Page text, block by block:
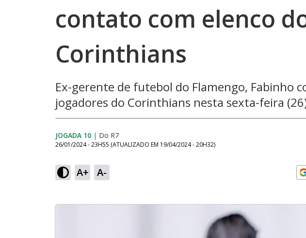
contato com elenco
Corinthians
Ex-gerente de futebol do Flamengo, Fabinho
jogadores do Corinthians nesta sexta-feira
JOGADA 10 | Do R7
26/01/2024 - 23H55 (ATUALIZADO EM 19/04/2024 - 20H32)
A+ A-